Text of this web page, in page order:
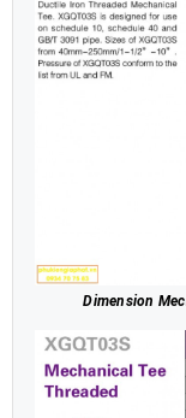
Dimension